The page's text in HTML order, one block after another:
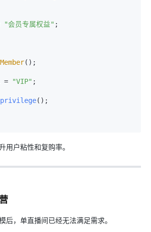
"会员专属权益" ;
Member();
= "VIP" ;
privilege();
用户粘性和复购率。
后，单直播间已经无法满足需求。